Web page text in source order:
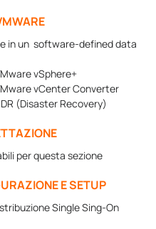
in un software-defined data
vSphere+
vCenter Converter
(Disaster Recovery)
per questa sezione
E SETUP
Single Sing-On